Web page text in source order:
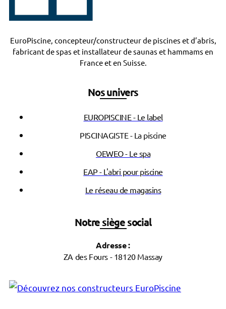
EuroPiscine, concepteur/constructeur de piscines et d’abris,
fabricant de spas et installateur de saunas et hammams en
France et en Suisse.
Nos univers
EUROPISCINE - Le label
PISCINAGISTE - La piscine
OEWEO - Le spa
EAP - L'abri pour piscine
Le réseau de magasins
Notre siège social
Adresse :
ZA des Fours - 18120 Massay